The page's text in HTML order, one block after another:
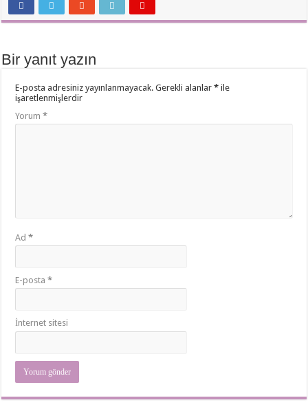
Bir yanıt yazın
E-posta adresiniz yayınlanmayacak. Gerekli alanlar* ile
işaretlenmişlerdir
Yorum*
Ad*
E-posta*
İnternet sitesi